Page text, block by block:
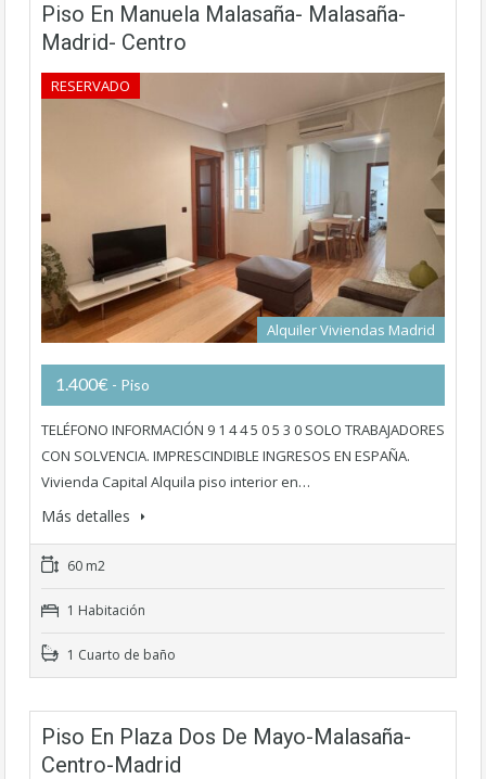
Piso En Manuela Malasaña- Malasaña-
Madrid- Centro
RESERVADO
Alquiler Viviendas Madrid
1.400€ - Piso
TELÉFONO INFORMACIÓN 9 1 4 4 5 0 5 3 0 SOLO TRABAJADORES
CON SOLVENCIA. IMPRESCINDIBLE INGRESOS EN ESPAÑA.
Vivienda Capital Alquila piso interior en…
Más detalles
60 m2
1 Habitación
1 Cuarto de baño
Piso En Plaza Dos De Mayo-Malasaña-
Centro-Madrid